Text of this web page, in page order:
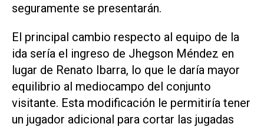
seguramente se presentarán.
El principal cambio respecto al equipo de la
ida sería el ingreso de Jhegson Méndez en
lugar de Renato Ibarra, lo que le daría mayor
equilibrio al mediocampo del conjunto
visitante. Esta modificación le permitiría tener
un jugador adicional para cortar las jugadas